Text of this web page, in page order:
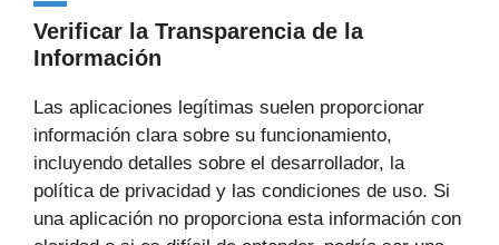
Verificar la Transparencia de la
Información
Las aplicaciones legítimas suelen proporcionar
información clara sobre su funcionamiento,
incluyendo detalles sobre el desarrollador, la
política de privacidad y las condiciones de uso. Si
una aplicación no proporciona esta información con